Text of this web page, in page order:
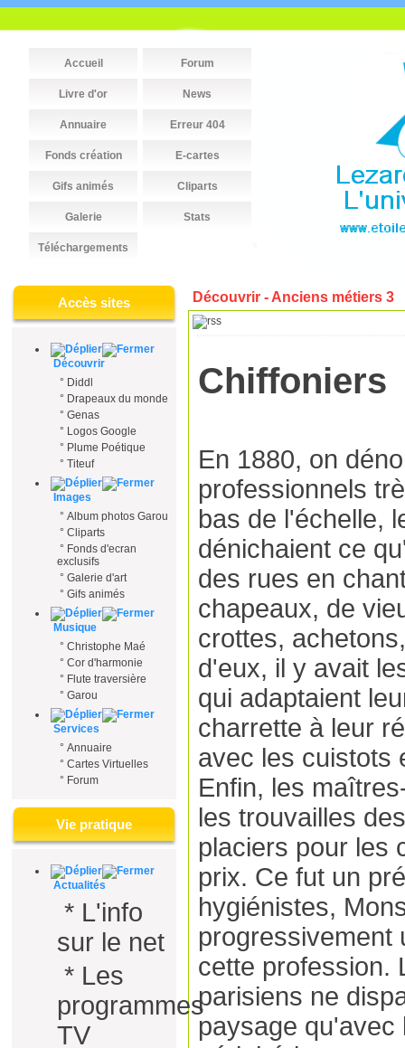
Accueil Forum
Livre d'or News
Annuaire Erreur 404
Fonds création E-cartes
Gifs animés Cliparts
Galerie Stats
Téléchargements
Accès sites
Découvrir
° Diddl
° Drapeaux du monde
° Genas
° Logos Google
° Plume Poétique
° Titeuf
Images
° Album photos Garou
° Cliparts
° Fonds d'ecran
exclusifs
° Galerie d'art
° Gifs animés
Musique
° Christophe Maé
° Cor d'harmonie
° Flute traversière
° Garou
Services
° Annuaire
° Cartes Virtuelles
° Forum
Vie pratique
Actualités
* L'info
sur le net
* Les
programmes
TV
Découvrir - Anciens métiers 3
Chiffoniers
En 1880, on
professionnels
bas de l'échelle,
dénichaient ce
des rues en
chapeaux, de
crottes,
d'eux, il y avait
qui adaptaient
charrette à leur
avec les cuistots
Enfin, les
les trouvailles
placiers pour les
prix. Ce fut un
hygiénistes,
progressivement
cette profession.
parisiens ne
paysage qu'avec